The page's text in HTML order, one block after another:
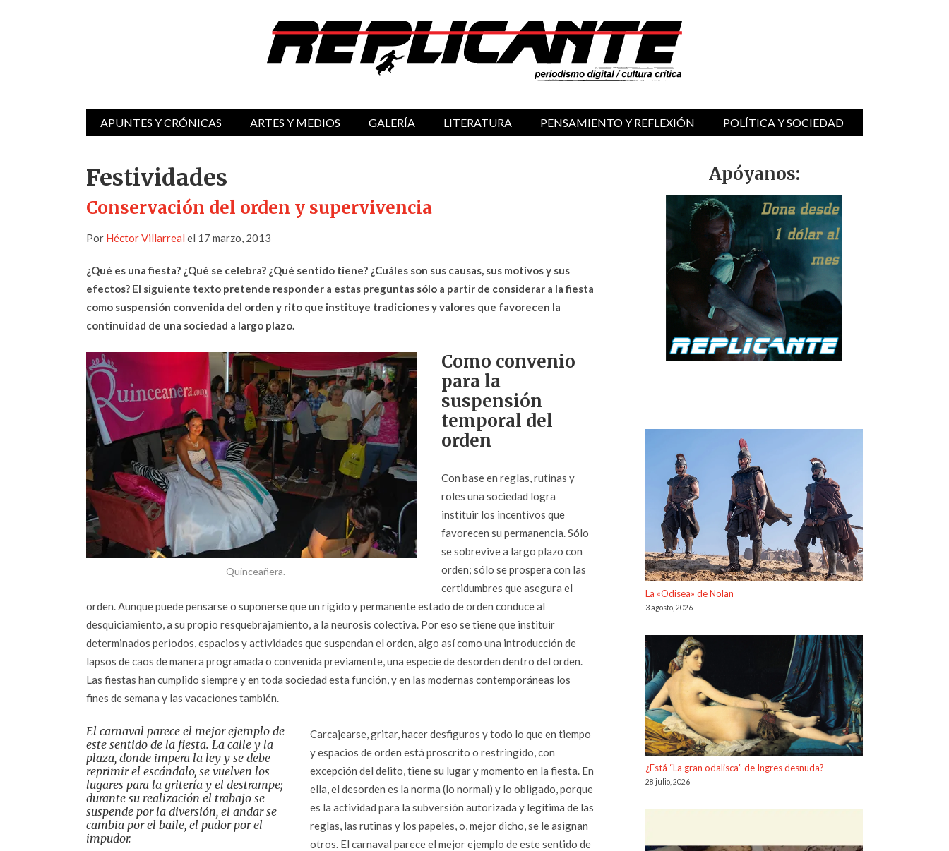
APUNTES Y CRÓNICAS ARTES Y MEDIOS GALERÍA LITERATURA PENSAMIENTO Y REFLEXIÓN POLÍTICA Y SOCIEDAD
Festividades
Conservación del orden y supervivencia
Por Héctor Villarreal el 17 marzo, 2013
¿Qué es una fiesta? ¿Qué se celebra? ¿Qué sentido tiene? ¿Cuáles son sus causas, sus motivos y sus
efectos? El siguiente texto pretende responder a estas preguntas sólo a partir de considerar a la fiesta
como suspensión convenida del orden y rito que instituye tradiciones y valores que favorecen la
continuidad de una sociedad a largo plazo.
Quinceañera.
Como convenio
para la
suspensión
temporal del
orden
Con base en reglas, rutinas y
roles una sociedad logra
instituir los incentivos que
favorecen su permanencia. Sólo
se sobrevive a largo plazo con
orden; sólo se prospera con las
certidumbres que asegura el
orden. Aunque puede pensarse o suponerse que un rígido y permanente estado de orden conduce al
desquiciamiento, a su propio resquebrajamiento, a la neurosis colectiva. Por eso se tiene que instituir
determinados periodos, espacios y actividades que suspendan el orden, algo así como una introducción de
lapsos de caos de manera programada o convenida previamente, una especie de desorden dentro del orden.
Las fiestas han cumplido siempre y en toda sociedad esta función, y en las modernas contemporáneas los
fines de semana y las vacaciones también.
El carnaval parece el mejor ejemplo de
este sentido de la fiesta. La calle y la
plaza, donde impera la ley y se debe
reprimir el escándalo, se vuelven los
lugares para la gritería y el destrampe;
durante su realización el trabajo se
suspende por la diversión, el andar se
cambia por el baile, el pudor por el
impudor.
Carcajearse, gritar, hacer desfiguros y todo lo que en tiempo
y espacios de orden está proscrito o restringido, con
excepción del delito, tiene su lugar y momento en la fiesta. En
ella, el desorden es la norma (lo normal) y lo obligado, porque
es la actividad para la subversión autorizada y legítima de las
reglas, las rutinas y los papeles, o, mejor dicho, se le asignan
otros. El carnaval parece el mejor ejemplo de este sentido de
Apóyanos:
La «Odisea» de Nolan
3 agosto, 2026
¿Está “La gran odalisca” de Ingres desnuda?
28 julio, 2026